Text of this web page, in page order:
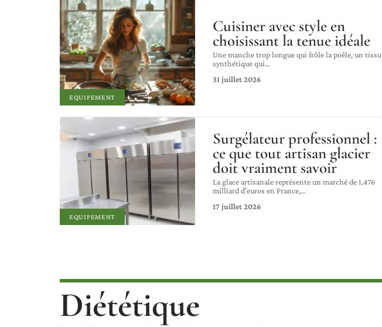
EQUIPEMENT
Cuisiner avec style en
choisissant la tenue idéale
Une manche trop longue qui frôle la poêle, un tissu
synthétique qui…
31 juillet 2026
EQUIPEMENT
Surgélateur professionnel :
ce que tout artisan glacier
doit vraiment savoir
La glace artisanale représente un marché de 1,476
milliard d'euros en France,…
17 juillet 2026
Diététique